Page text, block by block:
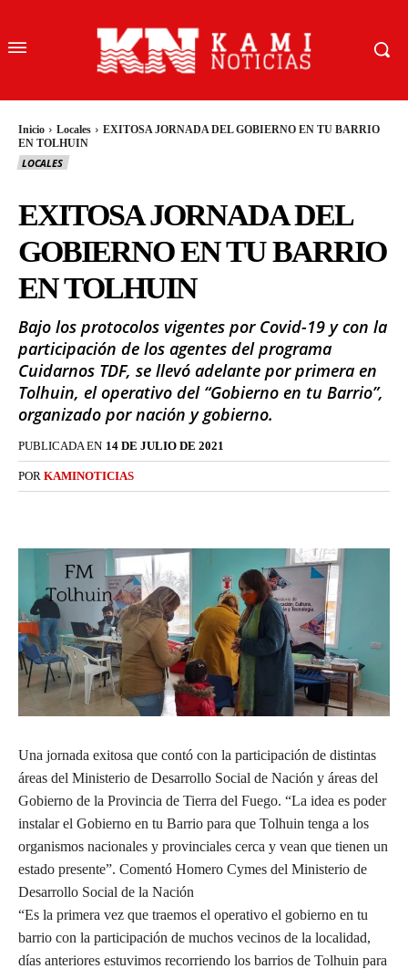
Inicio Locales
EXITOSA JORNADA DEL GOBIERNO EN TU BARRIO
EN TOLHUIN
LOCALES
EXITOSA JORNADA DEL
GOBIERNO EN TU BARRIO
EN TOLHUIN
Bajo los protocolos vigentes por Covid-19 y con la
participación de los agentes del programa
Cuidarnos TDF, se llevó adelante por primera en
Tolhuin, el operativo del “Gobierno en tu Barrio”,
organizado por nación y gobierno.
PUBLICADA EN 14 DE JULIO DE 2021
POR KAMINOTICIAS
Una jornada exitosa que contó con la participación de distintas
áreas del Ministerio de Desarrollo Social de Nación y áreas del
Gobierno de la Provincia de Tierra del Fuego. “La idea es poder
instalar el Gobierno en tu Barrio para que Tolhuin tenga a los
organismos nacionales y provinciales cerca y vean que tienen un
estado presente”. Comentó Homero Cymes del Ministerio de
Desarrollo Social de la Nación
“Es la primera vez que traemos el operativo el gobierno en tu
barrio con la participación de muchos vecinos de la localidad,
días anteriores estuvimos recorriendo los barrios de Tolhuin para